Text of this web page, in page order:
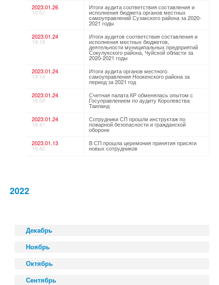
2023.01.26
10:51
Итоги аудита соответствия составления и
исполнения бюджета органов местных
самоуправлений Сузакского района за 2020-
2021 годы
2023.01.24
19:19
Итоги аудитов соответствия составления и
исполнения местных бюджетов,
деятельности муниципальных предприятий
Сокулукского района, Чуйской области за
2020-2021 годы
2023.01.24
19:14
Итоги аудита органов местного
самоуправления Ноокенского района за
период за 2021 год
2023.01.24
18:59
Счетная палата КР обменялась опытом с
Госуправлением по аудиту Королевства
Таиланд
2023.01.24
18:41
Сотрудники СП прошли инструктаж по
пожарной безопасности и гражданской
обороне
2023.01.13
15:42
В СП прошла церемония принятия присяги
новых сотрудников
2022
Декабрь
Ноябрь
Октябрь
Сентябрь